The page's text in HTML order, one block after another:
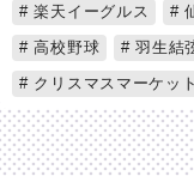
楽天イーグルス
高校野球
羽生結
クリスマスマーケット